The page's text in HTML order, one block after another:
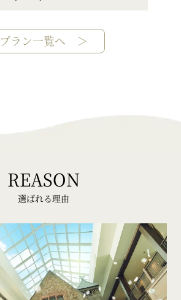
プラン一覧へ ＞
REASON
選ばれる理由